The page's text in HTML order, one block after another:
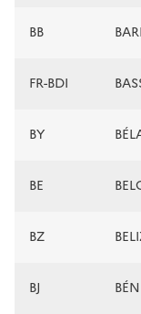
BB
FR-BDI
BY
BE
BZ
BJ